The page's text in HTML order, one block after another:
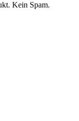
Kein Spam.